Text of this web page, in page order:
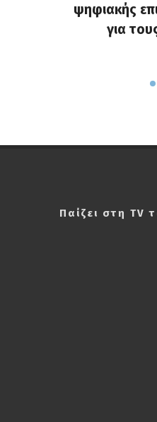
ψηφιακής
για
Παίζει στη TV